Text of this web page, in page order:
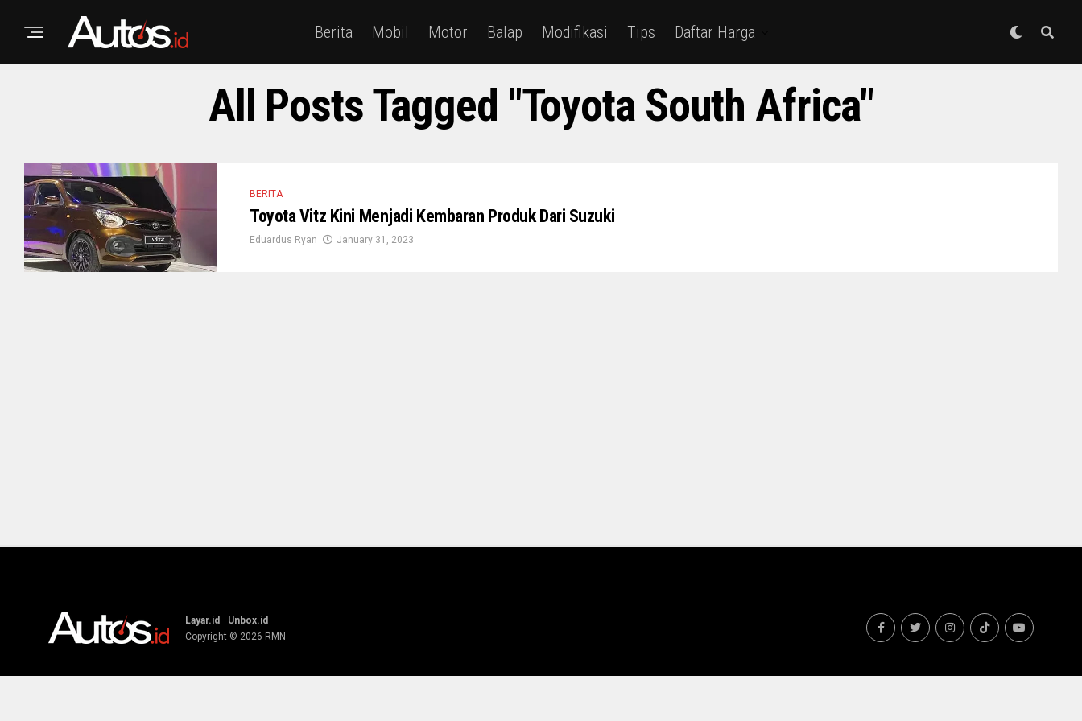
Berita Mobil Motor Balap Modifikasi Tips Daftar Harga
All Posts Tagged "Toyota South Africa"
BERITA
Toyota Vitz Kini Menjadi Kembaran Produk Dari Suzuki
Eduardus Ryan January 31, 2023
Layar.id
Unbox.id
Copyright © 2026 RMN